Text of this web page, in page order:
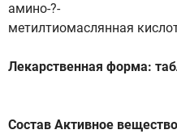
амино-?-
метилтиомаслянная
Лекарственная форма:
Состав Активное